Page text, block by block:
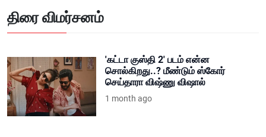
திரை விமர்சனம்
'கட்டா குஸ்தி 2' படம் என்ன
சொல்கிறது..? மீண்டும் ஸ்கோர்
செய்தாரா விஷ்ணு விஷால்
1 month ago